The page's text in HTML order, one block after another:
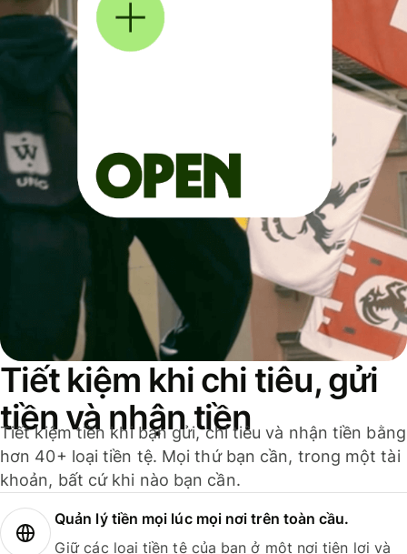
Tiết kiệm khi chi tiêu, gửi
tiền và nhận tiền
Tiết kiệm tiền khi bạn gửi, chi tiêu và nhận tiền bằng
hơn 40+ loại tiền tệ. Mọi thứ bạn cần, trong một tài
khoản, bất cứ khi nào bạn cần.
Quản lý tiền mọi lúc mọi nơi trên toàn cầu.
Giữ các loại tiền tệ của bạn ở một nơi tiện lợi và